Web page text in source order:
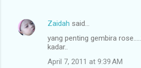
Zaidah said…
yang penting gembira
kadar..
April 7, 2011 at 9:39 AM